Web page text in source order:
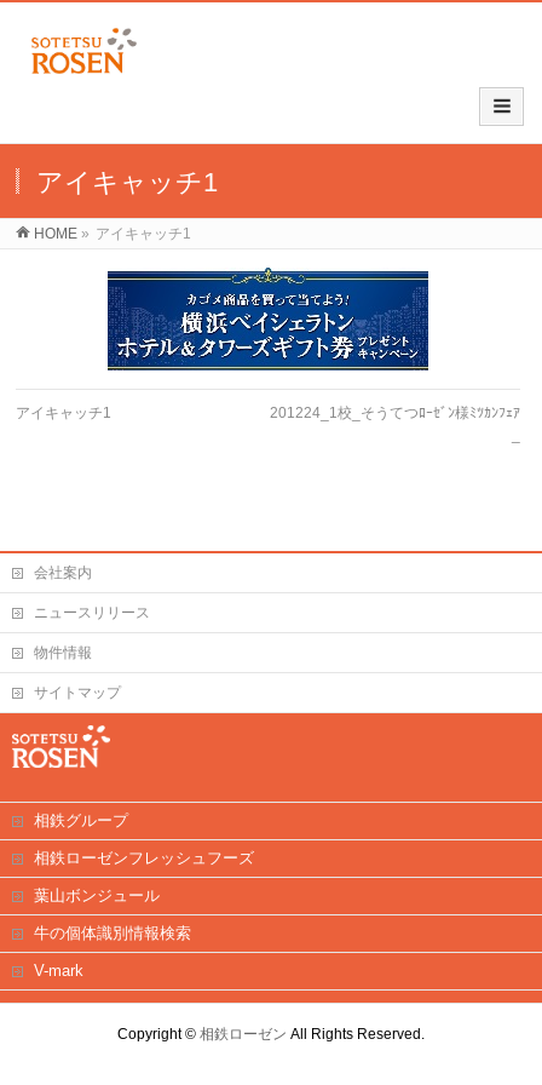
アイキャッチ1
HOME » アイキャッチ1
アイキャッチ1
201224_1校_そうてつﾛｰｾﾞﾝ様ﾐﾂｶﾝﾌｪｱ
会社案内
ニュースリリース
物件情報
サイトマップ
相鉄グループ
相鉄ローゼンフレッシュフーズ
葉山ボンジュール
牛の個体識別情報検索
V-mark
Copyright © 相鉄ローゼン All Rights Reserved.